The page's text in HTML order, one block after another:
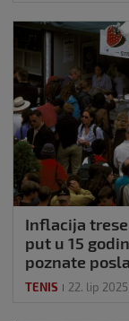
Inflacija
put u 15
poznate
TENIS 22. lip 2025